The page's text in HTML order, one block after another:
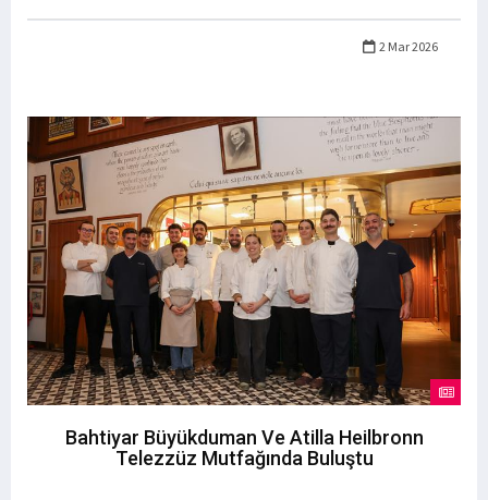
2 Mar 2026
Bahtiyar Büyükduman Ve Atilla Heilbronn
Telezzüz Mutfağında Buluştu